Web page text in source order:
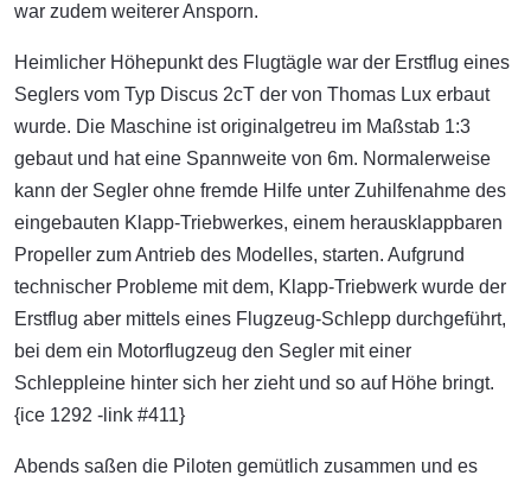
war zudem weiterer Ansporn.
Heimlicher Höhepunkt des Flugtägle war der Erstflug eines
Seglers vom Typ Discus 2cT der von Thomas Lux erbaut
wurde. Die Maschine ist originalgetreu im Maßstab 1:3
gebaut und hat eine Spannweite von 6m. Normalerweise
kann der Segler ohne fremde Hilfe unter Zuhilfenahme des
eingebauten Klapp-Triebwerkes, einem herausklappbaren
Propeller zum Antrieb des Modelles, starten. Aufgrund
technischer Probleme mit dem, Klapp-Triebwerk wurde der
Erstflug aber mittels eines Flugzeug-Schlepp durchgeführt,
bei dem ein Motorflugzeug den Segler mit einer
Schleppleine hinter sich her zieht und so auf Höhe bringt.
{ice 1292 -link #411}
Abends saßen die Piloten gemütlich zusammen und es